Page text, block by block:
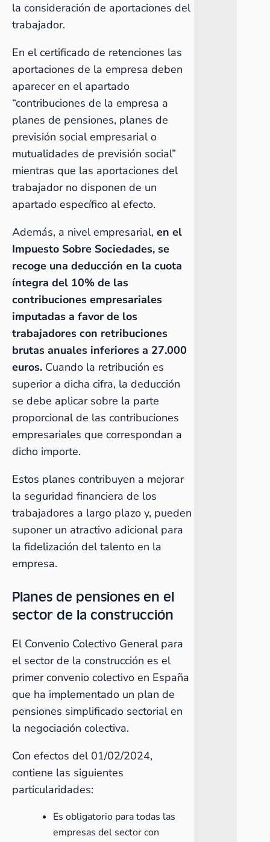
la consideración de aportaciones del
trabajador.
En el certificado de retenciones las
aportaciones de la empresa deben
aparecer en el apartado
“contribuciones de la empresa a
planes de pensiones, planes de
previsión social empresarial o
mutualidades de previsión social”
mientras que las aportaciones del
trabajador no disponen de un
apartado específico al efecto.
Además, a nivel empresarial, en el
Impuesto Sobre Sociedades, se
recoge una deducción en la cuota
íntegra del 10% de las
contribuciones empresariales
imputadas a favor de los
trabajadores con retribuciones
brutas anuales inferiores a 27.000
euros. Cuando la retribución es
superior a dicha cifra, la deducción
se debe aplicar sobre la parte
proporcional de las contribuciones
empresariales que correspondan a
dicho importe.
Estos planes contribuyen a mejorar
la seguridad financiera de los
trabajadores a largo plazo y, pueden
suponer un atractivo adicional para
la fidelización del talento en la
empresa.
Planes de pensiones en el
sector de la construcción
El Convenio Colectivo General para
el sector de la construcción es el
primer convenio colectivo en España
que ha implementado un plan de
pensiones simplificado sectorial en
la negociación colectiva.
Con efectos del 01/02/2024,
contiene las siguientes
particularidades:
Es obligatorio para todas las
empresas del sector con